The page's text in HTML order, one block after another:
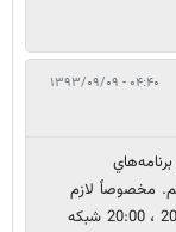
۰۴:۴۰ - ۱۳۹۳/۰۹/۰۹
مخصوصاً لازم
و ضروري است كه جرياني كه برنامه‌هاي 20:30 ، 20:00 شبكه